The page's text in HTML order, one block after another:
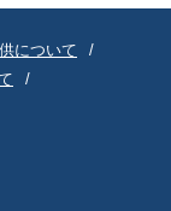
について